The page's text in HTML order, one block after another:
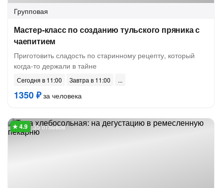
Групповая
Мастер-класс по созданию тульского пряника с
чаепитием
Приготовить сладость по старинному рецепту, который
когда-то держали в тайне
Сегодня в 11:00 Завтра в 11:00
1350 ₽за человека
35 отзывов